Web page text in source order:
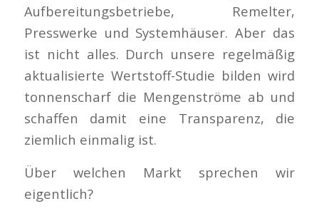
Aufbereitungsbetriebe, Remelter,
Presswerke und Systemhäuser. Aber das
ist nicht alles. Durch unsere regelmäßig
aktualisierte Wertstoff-Studie bilden wird
tonnenscharf die Mengenströme ab und
schaffen damit eine Transparenz, die
ziemlich einmalig ist.
Über welchen Markt sprechen wir
eigentlich?